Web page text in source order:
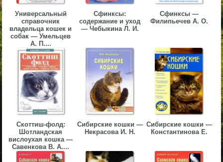
Универсальный
справочник
владельца кошек и
собак — Умельцев
А. П....
Сфинксы:
содержание и уход
— Чебыкина Л. И.
Сфинксы —
Филипьечев А. О.
Скоттиш-фолд:
Шотландская
вислоухая кошка —
Савенкова В. А....
Сибирские кошки —
Некрасова И. Н.
Сибирские кошки —
Константинова Е.
▼